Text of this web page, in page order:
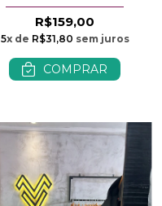
R$159,00
5x de R$31,80 sem juros
COMPRAR